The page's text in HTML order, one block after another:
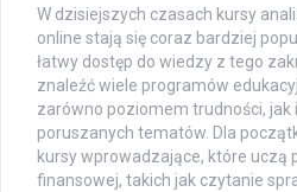
W dzisiejszych czasach kursy
online stają się coraz bardziej
łatwy dostęp do wiedzy z tego
znaleźć wiele programów
zarówno poziomem trudności, jak
poruszanych tematów. Dla
kursy wprowadzające, które uczą
finansowej, takich jak czytanie